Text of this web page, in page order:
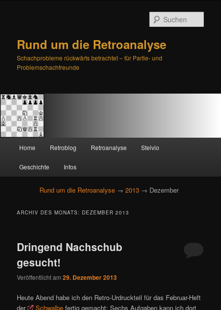
Rund um die Retroanalyse
Schachprobleme rückwärts betrachtet – für Partie- und
Problemschachfreunde
Zum
primären
Inhalt
springen
Zum
sekundären
Inhalt
springen
Home Retroblog Retroanalyse Stelvio
Geschichte Infos
Rund um die Retroanalyse → 2013 → Dezember
ARCHIV DES MONATS: DEZEMBER 2013
Dringend Nachschub
gesucht!
Veröffentlicht am29. Dezember 2013
Heute Abend habe ich den Retro-Urdruckteil für das Februar-Heft
der
Schwalbe fertig gemacht: Sechs Aufgaben kann ich dort